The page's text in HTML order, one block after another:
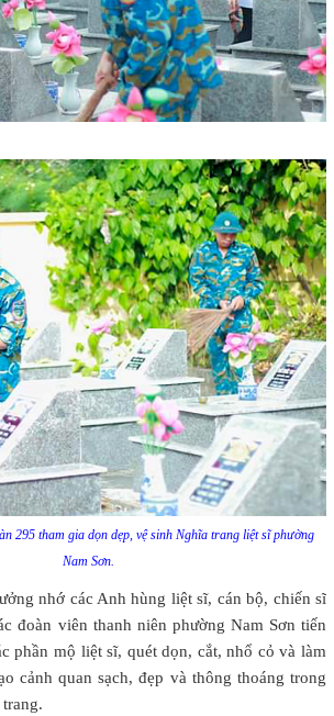
295 tham gia dọn dẹp, vệ sinh Nghĩa trang liệt sĩ phường
Nam Sơn.
nhớ các Anh hùng liệt sĩ, cán bộ, chiến sĩ
đoàn viên thanh niên phường Nam Sơn tiến
phần mộ liệt sĩ, quét dọn, cắt, nhổ cỏ và làm
cảnh quan sạch, đẹp và thông thoáng trong